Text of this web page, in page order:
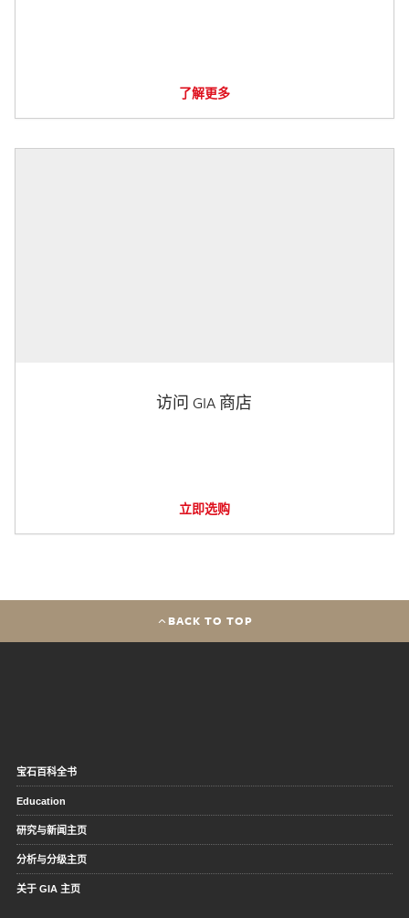
了解更多
访问 GIA 商店
立即选购
BACK TO TOP
宝石百科全书
Education
研究与新闻主页
分析与分级主页
关于 GIA 主页